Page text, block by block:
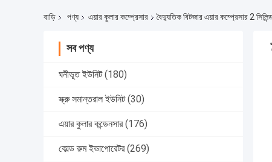
বাড়ি পণ্য এয়ার কুলার কম্প্রেসার বৈদ্যুতিক বিটজার এয়ার কম্প্রেসার 2
সব পণ্য
ঘনীভূত ইউনিট (180)
স্ক্রু সমান্তরাল ইউনিট (30)
এয়ার কুলার কন্ডেনসার (176)
কোল্ড রুম ইভাপোরেটর (269)